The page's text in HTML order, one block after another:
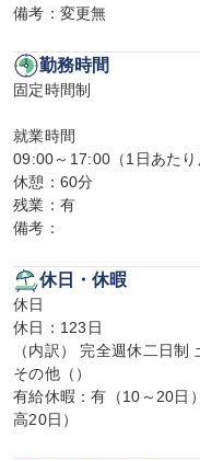
備考：変更無
勤務時間
固定時間制
就業時間
09:00～17:00（1日あたり
休憩：60分
残業：有
備考：
休日・休暇
休日
休日：123日
（内訳） 完全週休二日
その他（）
有給休暇：有（10～20日
高20日）